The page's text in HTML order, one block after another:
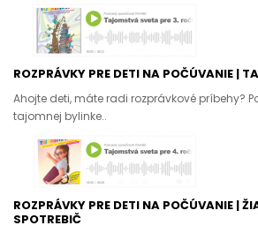
ROZPRÁVKY PRE DETI NA POČÚVANIE |
Ahojte deti, máte radi rozprávkové príbehy?
tajomnej bylinke..
ROZPRÁVKY PRE DETI NA POČÚVANIE |
SPOTREBIČ